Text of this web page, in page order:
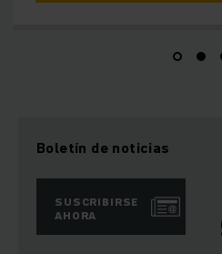
Boletín de noticias
SUSCRIBIRSE
AHORA